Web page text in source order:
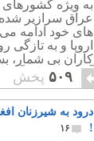
به ویژه کشورهای
عراق سرازیر شده
های خود ادامه می
اروپا و به تازگی
کاران بی شمار،
آغاز شد و اثر آن
۵۰۹ پخش
درود به شیرزنان
!
۱۶